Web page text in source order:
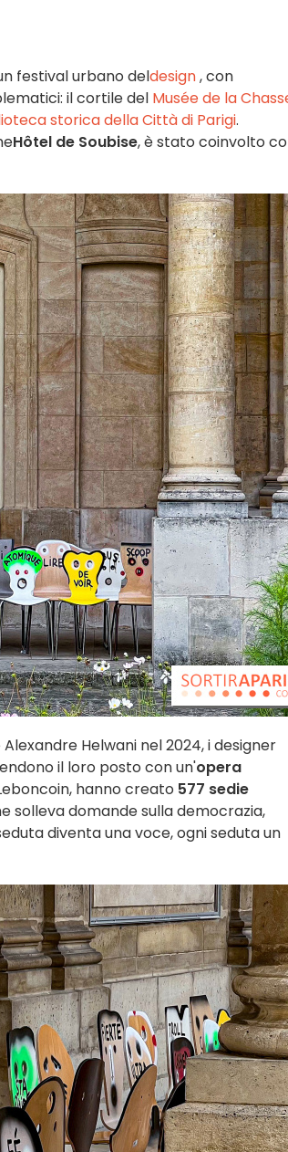
festival urbano deldesign, con
il cortile del Musée de la
storica della Città di Parigi.
Hôtel de Soubise, è stato coinvolto
Helwani nel 2024, i designer
il loro posto con un'opera
hanno creato 577 sedie
solleva domande sulla democrazia,
diventa una voce, ogni seduta un